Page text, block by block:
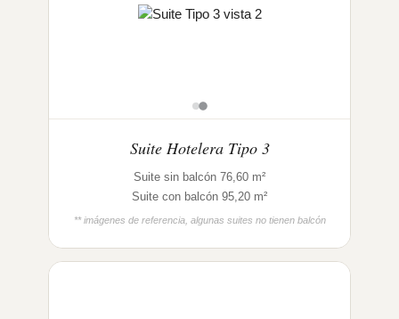
Suite Hotelera Tipo 3
Suite sin balcón 76,60 m²
Suite con balcón 95,20 m²
** imágenes de referencia, algunas suites no tienen balcón